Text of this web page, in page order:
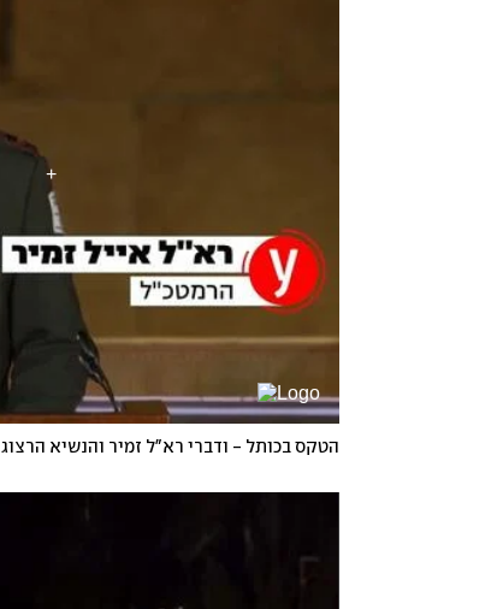
הטקס בכותל - ודברי רא"ל זמיר והנשיא הרצוג